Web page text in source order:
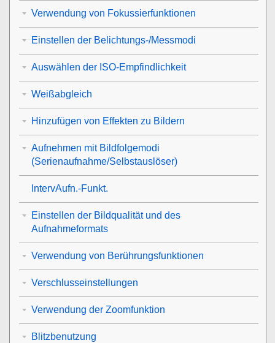
Verwendung von Fokussierfunktionen
Einstellen der Belichtungs-/Messmodi
Auswählen der ISO-Empfindlichkeit
Weißabgleich
Hinzufügen von Effekten zu Bildern
Aufnehmen mit Bildfolgemodi
(Serienaufnahme/Selbstauslöser)
IntervAufn.-Funkt.
Einstellen der Bildqualität und des
Aufnahmeformats
Verwendung von Berührungsfunktionen
Verschlusseinstellungen
Verwendung der Zoomfunktion
Blitzbenutzung